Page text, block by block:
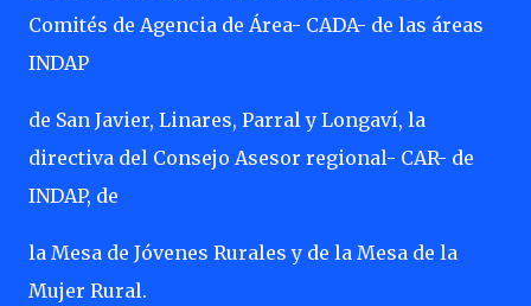
Comités de Agencia de Área- CADA- de las áreas
INDAP
de San Javier, Linares, Parral y Longaví, la
directiva del Consejo Asesor regional- CAR- de
INDAP, de
la Mesa de Jóvenes Rurales y de la Mesa de la
Mujer Rural.